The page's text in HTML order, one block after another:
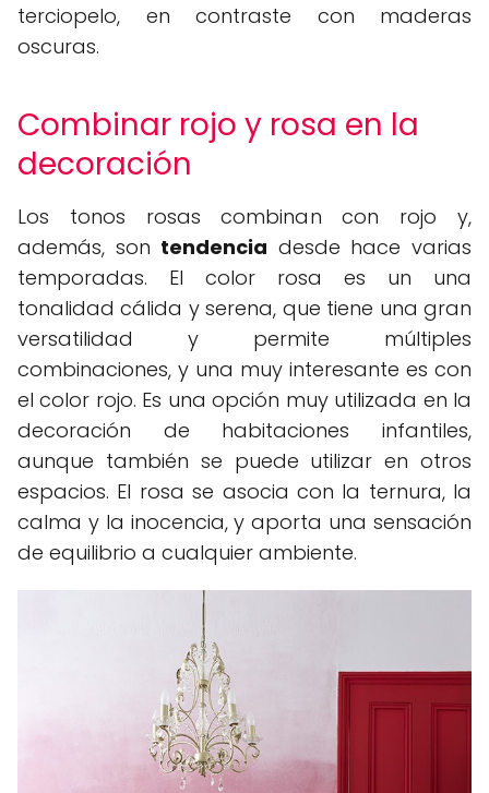
terciopelo, en contraste con maderas
oscuras.
Combinar rojo y rosa en la
decoración
Los tonos rosas combinan con rojo y,
además, son tendencia desde hace varias
temporadas. El color rosa es un una
tonalidad cálida y serena, que tiene una gran
versatilidad y permite múltiples
combinaciones, y una muy interesante es con
el color rojo. Es una opción muy utilizada en la
decoración de habitaciones infantiles,
aunque también se puede utilizar en otros
espacios. El rosa se asocia con la ternura, la
calma y la inocencia, y aporta una sensación
de equilibrio a cualquier ambiente.